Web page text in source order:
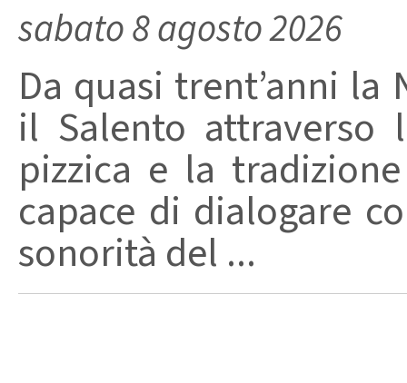
sabato 8 agosto 2026
Da quasi trent’anni
il Salento attraverso
pizzica e la
capace di dialogare
sonorità del ...